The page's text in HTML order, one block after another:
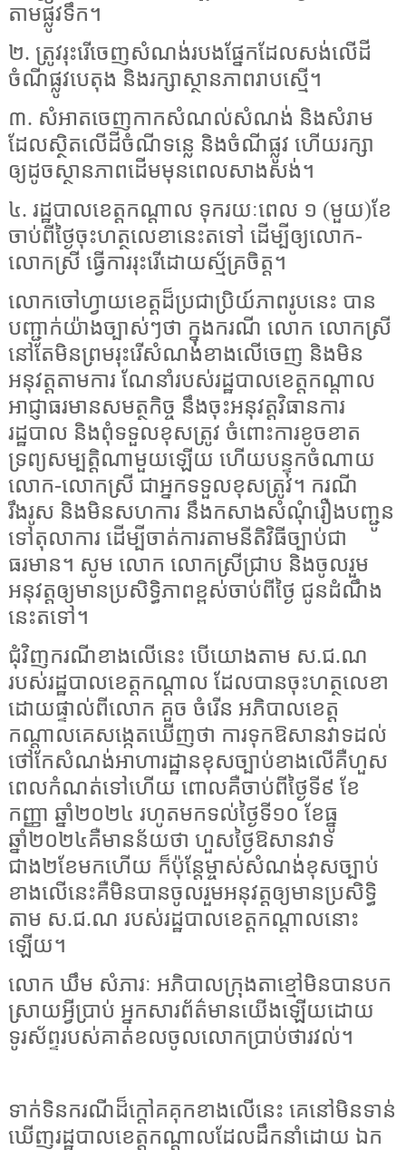
តាមផ្លូវទឹក។
២. ត្រូវរុះរើចេញសំណង់របងផ្នែកដែលសង់លើដី
ចំណីផ្លូវបេតុង និងរក្សាស្ថានភាពរាបស្មើ។
៣. សំអាតចេញកាកសំណល់សំណង់ និងសំរាម
ដែលស្ថិតលើដីចំណីទន្លេ និងចំណីផ្លូវ ហើយរក្សា
ឲ្យដូចស្ថានភាពដើមមុនពេលសាងសង់។
៤. រដ្ឋបាលខេត្តកណ្តាល ទុករយៈពេល ១ (មួយ)ខែ
ចាប់ពីថ្ងៃចុះហត្ថលេខានេះតទៅ ដើម្បីឲ្យលោក-
លោកស្រី ធ្វើការរុះរើដោយស្ម័គ្រចិត្ត។
លោកចៅហ្វាយខេត្តដ៏ប្រជាប្រិយ៍ភាពរូបនេះ បាន
បញ្ជាក់យ៉ាងច្បាស់ៗថា ក្នុងករណី លោក លោកស្រី
នៅតែមិនព្រមរុះរើសំណង់ខាងលើចេញ និងមិន
អនុវត្តតាមការ ណែនាំរបស់រដ្ឋបាលខេត្តកណ្តាល
អាជ្ញាធរមានសមត្ថកិច្ច នឹងចុះអនុវត្តវិធានការ
រដ្ឋបាល និងពុំទទួលខុសត្រូវ ចំពោះការខូចខាត
ទ្រព្យសម្បត្តិណាមួយឡើយ ហើយបន្ទុកចំណាយ
លោក-លោកស្រី ជាអ្នកទទួលខុសត្រូវ។ ករណី
រឹងរូស និងមិនសហការ នឹងកសាងសំណុំរឿងបញ្ជូន
ទៅតុលាការ ដើម្បីចាត់ការតាមនីតិវិធីច្បាប់ជា
ធរមាន។ សូម លោក លោកស្រីជ្រាប និងចូលរួម
អនុវត្តឲ្យមានប្រសិទ្ធិភាពខ្ពស់ចាប់ពីថ្ងៃ ជូនដំណឹង
នេះតទៅ។
ជុំវិញករណីខាងលើនេះ បើយោងតាម ស.ជ.ណ
របស់រដ្ឋបាលខេត្តកណ្ដាល ដែលបានចុះហត្ថលេខា
ដោយផ្ទាល់ពីលោក គួច ចំរើន អភិបាលខេត្ត
កណ្ដាលគេសង្កេតឃើញថា ការទុកឱសានវាទដល់
ថៅកែសំណង់អាហារដ្ឋានខុសច្បាប់ខាងលើគឺហួស
ពេលកំណត់ទៅហើយ ពោលគឺចាប់ពីថ្ងៃទី៩ ខែ
កញ្ញា ឆ្នាំ២០២៤ រហូតមកទល់ថ្ងៃទី១០ ខែធ្នូ
ឆ្នាំ២០២៤គឺមានន័យថា ហួសថ្ងៃឱសានវាទ
ជាង២ខែមកហើយ ក៏ប៉ុន្តែម្ចាស់សំណង់ខុសច្បាប់
ខាងលើនេះគឺមិនបានចូលរួមអនុវត្តឲ្យមានប្រសិទ្ធិ
តាម ស.ជ.ណ របស់រដ្ឋបាលខេត្តកណ្ដាលនោះ
ឡើយ។
លោក ឃឹម សំភារៈ អភិបាលក្រុងតាខ្មៅមិនបានបក
ស្រាយអ្វីប្រាប់ អ្នកសារព័ត៌មានយើងឡើយដោយ
ទូរស័ព្ទរបស់គាត់ខលចូលលោកប្រាប់ថារវល់។
ទាក់ទិនករណីដ៏ក្ដៅគគុកខាងលើនេះ គេនៅមិនទាន់
ឃើញរដ្ឋបាលខេត្តកណ្តាលដែលដឹកនាំដោយ ឯក